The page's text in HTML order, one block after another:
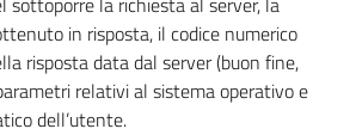
in risposta, il codice numerico
risposta data dal server (buon fine,
relativi al sistema operativo e
dell’utente.